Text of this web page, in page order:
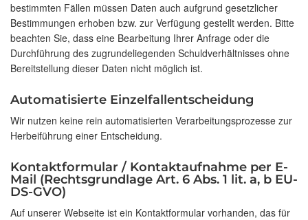
bestimmten Fällen müssen Daten auch aufgrund gesetzlicher
Bestimmungen erhoben bzw. zur Verfügung gestellt werden. Bitte
beachten Sie, dass eine Bearbeitung Ihrer Anfrage oder die
Durchführung des zugrundeliegenden Schuldverhältnisses ohne
Bereitstellung dieser Daten nicht möglich ist.
Automatisierte Einzelfallentscheidung
Wir nutzen keine rein automatisierten Verarbeitungsprozesse zur
Herbeiführung einer Entscheidung.
Kontaktformular / Kontaktaufnahme per E-
Mail (Rechtsgrundlage Art. 6 Abs. 1 lit. a, b EU-
DS-GVO)
Auf unserer Webseite ist ein Kontaktformular vorhanden, das für